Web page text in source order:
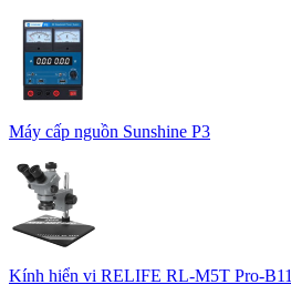
Máy cấp nguồn Sunshine P3
Kính hiển vi RELIFE RL-M5T Pro-B11